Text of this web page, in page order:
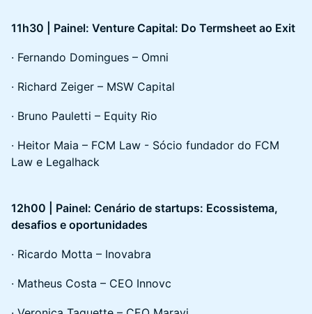
11h30 | Painel: Venture Capital: Do Termsheet ao Exit
· Fernando Domingues – Omni
· Richard Zeiger – MSW Capital
· Bruno Pauletti – Equity Rio
· Heitor Maia – FCM Law - Sócio fundador do FCM
Law e Legalhack
12h00 | Painel: Cenário de startups: Ecossistema,
desafios e oportunidades
· Ricardo Motta – Inovabra
· Matheus Costa – CEO Innovc